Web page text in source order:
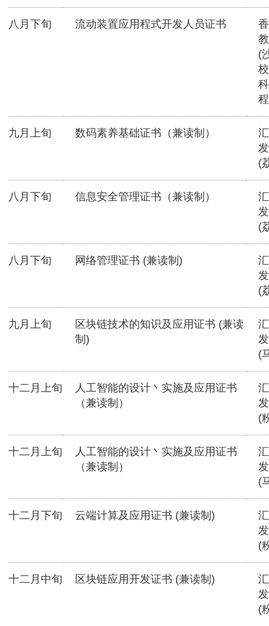
八月下旬 流动装置应用程式开发人员证书
(
九月上旬 数码素养基础证书（兼读制）
(
八月下旬 信息安全管理证书（兼读制）
(
八月下旬 网络管理证书 (兼读制)
(
九月上旬
区块链技术的知识及应用证书 (兼读
制)
(
十二月上旬
人工智能的设计丶实施及应用证书
（兼读制）
(
十二月上旬
人工智能的设计丶实施及应用证书
（兼读制）
(
十二月下旬 云端计算及应用证书 (兼读制)
(
十二月中旬 区块链应用开发证书 (兼读制)
(